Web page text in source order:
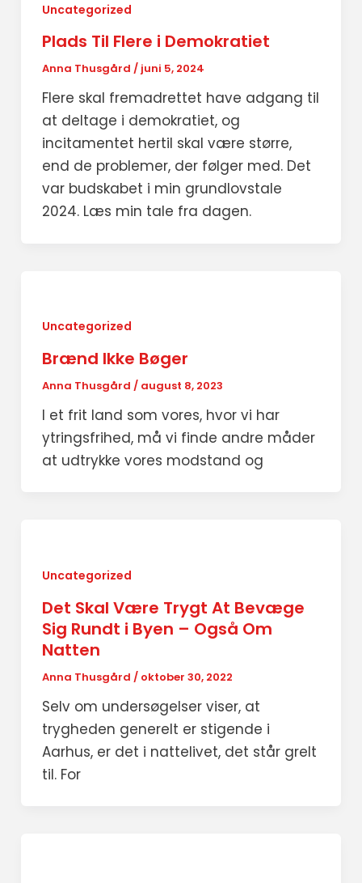
Uncategorized
Plads Til Flere i Demokratiet
Anna Thusgård / juni 5, 2024
Flere skal fremadrettet have adgang til
at deltage i demokratiet, og
incitamentet hertil skal være større,
end de problemer, der følger med. Det
var budskabet i min grundlovstale
2024. Læs min tale fra dagen.
Uncategorized
Brænd Ikke Bøger
Anna Thusgård / august 8, 2023
I et frit land som vores, hvor vi har
ytringsfrihed, må vi finde andre måder
at udtrykke vores modstand og
Uncategorized
Det Skal Være Trygt At Bevæge
Sig Rundt i Byen – Også Om
Natten
Anna Thusgård / oktober 30, 2022
Selv om undersøgelser viser, at
trygheden generelt er stigende i
Aarhus, er det i nattelivet, det står grelt
til. For